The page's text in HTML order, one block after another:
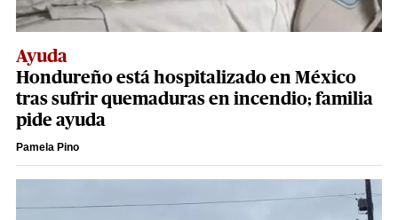
Ayuda
Hondureño está hospitalizado en México
tras sufrir quemaduras en incendio; familia
pide ayuda
Pamela Pino